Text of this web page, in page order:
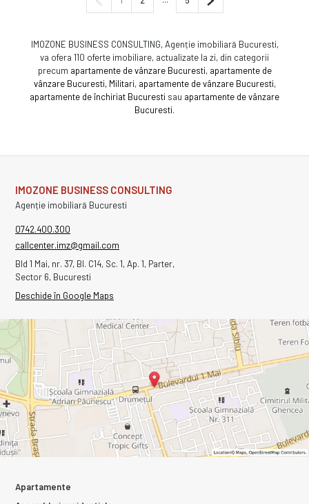
IMOZONE BUSINESS CONSULTING, Agenție imobiliară Bucuresti,
va ofera 110 oferte imobiliare, actualizate la zi, din categorii
precum apartamente de vânzare Bucuresti, apartamente de
vânzare Bucuresti, Militari, apartamente de vânzare Bucuresti,
apartamente de închiriat Bucuresti sau apartamente de vânzare
Bucuresti.
IMOZONE BUSINESS CONSULTING
Agenție imobiliară Bucuresti
0742.400.300
callcenter.imz@gmail.com
Bld 1 Mai, nr. 37, Bl. C14, Sc. 1, Ap. 1, Parter,
Sector 6, Bucuresti
Deschide în Google Maps
Apartamente